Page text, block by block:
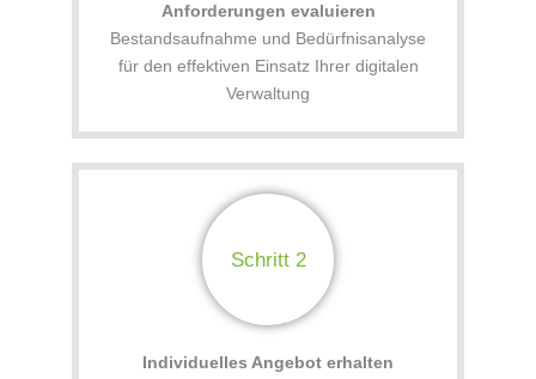
Anforderungen evaluieren
Bestandsaufnahme und Bedürfnisanalyse
für den effektiven Einsatz Ihrer digitalen
Verwaltung
Schritt 2
Individuelles Angebot erhalten